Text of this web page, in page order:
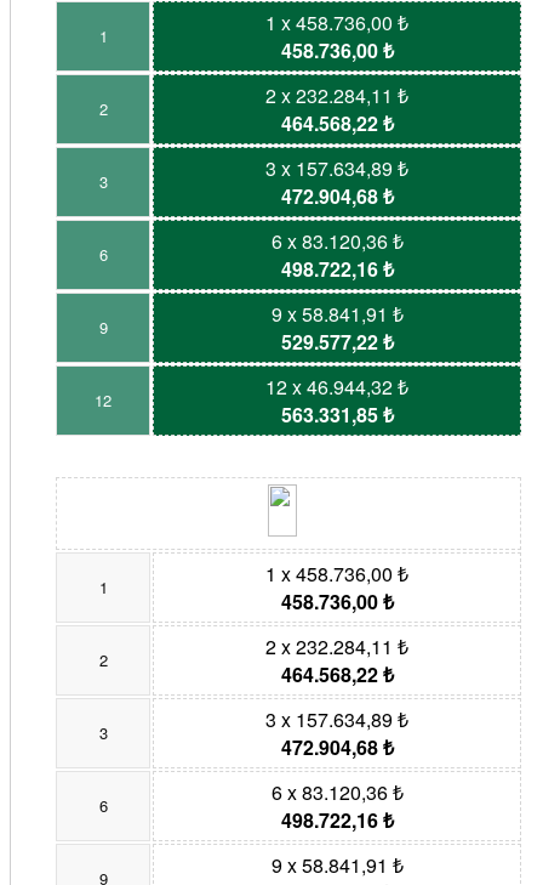
1
1 x 458.736,00 ₺
458.736,00 ₺
2
2 x 232.284,11 ₺
464.568,22 ₺
3
3 x 157.634,89 ₺
472.904,68 ₺
6
6 x 83.120,36 ₺
498.722,16 ₺
9
9 x 58.841,91 ₺
529.577,22 ₺
12
12 x 46.944,32 ₺
563.331,85 ₺
1
1 x 458.736,00 ₺
458.736,00 ₺
2
2 x 232.284,11 ₺
464.568,22 ₺
3
3 x 157.634,89 ₺
472.904,68 ₺
6
6 x 83.120,36 ₺
498.722,16 ₺
9
9 x 58.841,91 ₺